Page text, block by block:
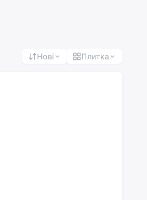
Нові Плитка